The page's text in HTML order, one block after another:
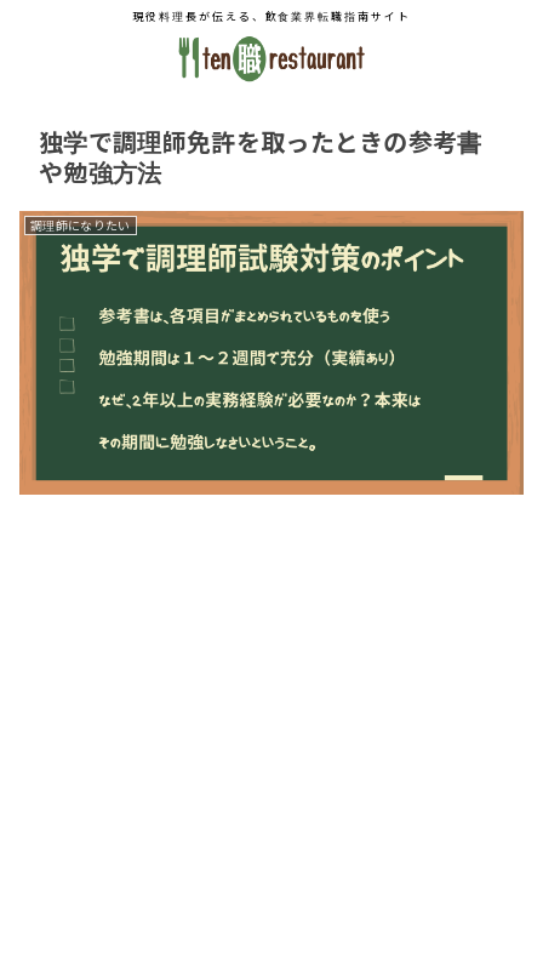
現役料理長が伝える、飲食業界転職指南サイト
独学で調理師免許を取ったときの参考書
や勉強方法
調理師になりたい